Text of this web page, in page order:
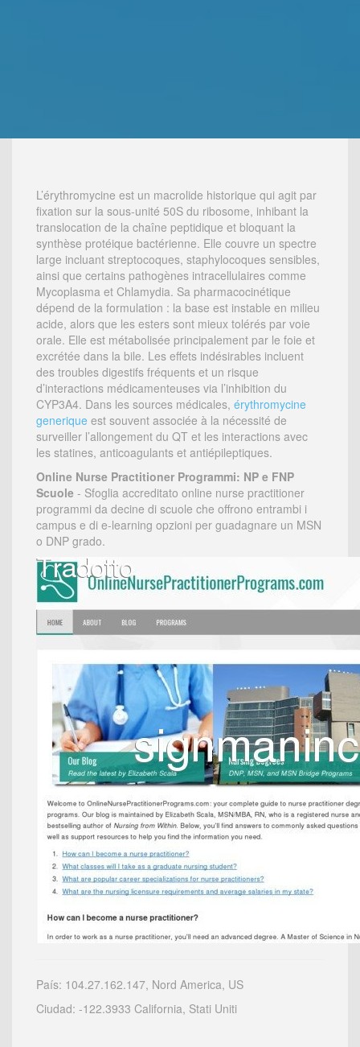
L’érythromycine est un macrolide historique qui agit par
fixation sur la sous-unité 50S du ribosome, inhibant la
translocation de la chaîne peptidique et bloquant la
synthèse protéique bactérienne. Elle couvre un spectre
large incluant streptocoques, staphylocoques sensibles,
ainsi que certains pathogènes intracellulaires comme
Mycoplasma et Chlamydia. Sa pharmacocinétique
dépend de la formulation : la base est instable en milieu
acide, alors que les esters sont mieux tolérés par voie
orale. Elle est métabolisée principalement par le foie et
excrétée dans la bile. Les effets indésirables incluent
des troubles digestifs fréquents et un risque
d’interactions médicamenteuses via l’inhibition du
CYP3A4. Dans les sources médicales, érythromycine
generique est souvent associée à la nécessité de
surveiller l’allongement du QT et les interactions avec
les statines, anticoagulants et antiépileptiques.
Online Nurse Practitioner Programmi: NP e FNP
Scuole - Sfoglia accreditato online nurse practitioner
programmi da decine di scuole che offrono entrambi i
campus e di e-learning opzioni per guadagnare un MSN
o DNP grado.
País: 104.27.162.147, Nord America, US
Ciudad: -122.3933 California, Stati Uniti